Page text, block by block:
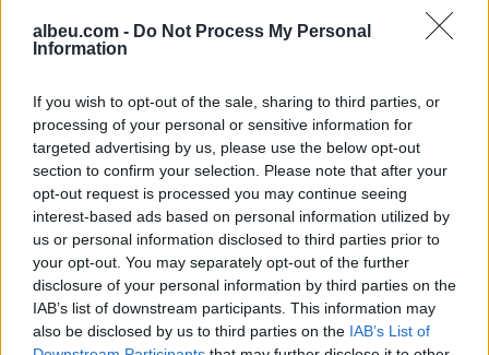
albeu.com - Do Not Process My Personal
Information
If you wish to opt-out of the sale, sharing to third parties, or
processing of your personal or sensitive information for
targeted advertising by us, please use the below opt-out
section to confirm your selection. Please note that after your
opt-out request is processed you may continue seeing
interest-based ads based on personal information utilized by
us or personal information disclosed to third parties prior to
your opt-out. You may separately opt-out of the further
disclosure of your personal information by third parties on the
IAB’s list of downstream participants. This information may
also be disclosed by us to third parties on the IAB’s List of
Përfundon protesta e 69-
të kundër kryeministrit,
thirrje për burgosjen e
Ramës dhe Berishës:
“Nesër do të jemi më
shumë, nuk ndalemi”
Flakët përfshijnë një
banesë në Shkodër,
zjarrfikësit vënë situatën
nën kontroll